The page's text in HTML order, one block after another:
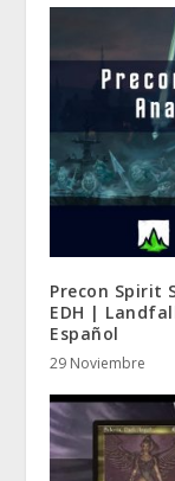
Precon Spirit
EDH |
Español
29 Noviembre